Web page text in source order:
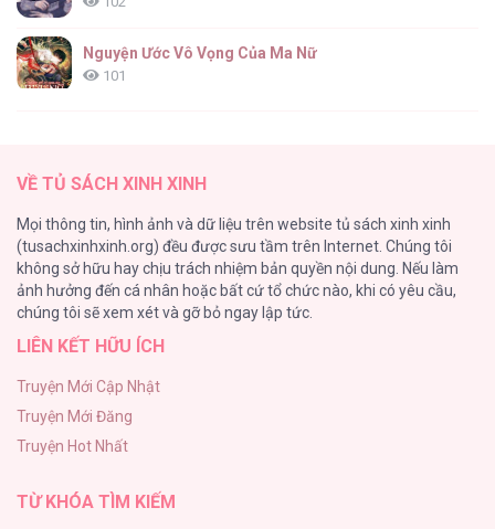
Nguyện Ước Vô Vọng Của Ma Nữ
101
95
Búp Măng Hư Và Đối Tác Hoàn Hảo
86
A Nào, Ngậm Thìa Vàng Nhé?
Liveta
72
VỀ TỦ SÁCH XINH XINH
Mọi thông tin, hình ảnh và dữ liệu trên website tủ sách xinh xinh
(tusachxinhxinh.org) đều được sưu tầm trên Internet. Chúng tôi
không sở hữu hay chịu trách nhiệm bản quyền nội dung. Nếu làm
ảnh hưởng đến cá nhân hoặc bất cứ tổ chức nào, khi có yêu cầu,
chúng tôi sẽ xem xét và gỡ bỏ ngay lập tức.
LIÊN KẾT HỮU ÍCH
Truyện Mới Cập Nhật
Truyện Mới Đăng
Truyện Hot Nhất
TỪ KHÓA TÌM KIẾM